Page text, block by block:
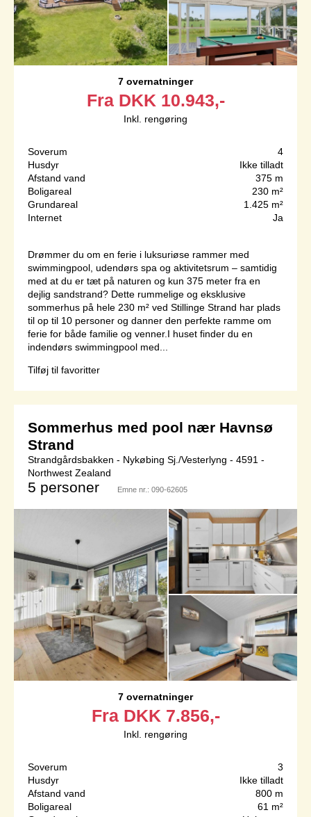
7 overnatninger
Fra DKK 10.943,-
Inkl. rengøring
Soverum
4
Husdyr
Ikke tilladt
Afstand vand
375 m
Boligareal
230 m²
Grundareal
1.425 m²
Internet
Ja
Drømmer du om en ferie i luksuriøse rammer med
swimmingpool, udendørs spa og aktivitetsrum – samtidig
med at du er tæt på naturen og kun 375 meter fra en
dejlig sandstrand? Dette rummelige og eksklusive
sommerhus på hele 230 m² ved Stillinge Strand har plads
til op til 10 personer og danner den perfekte ramme om
ferie for både familie og venner.I huset finder du en
indendørs swimmingpool med...
Tilføj til favoritter
Sommerhus med pool nær Havnsø
Strand
Strandgårdsbakken - Nykøbing Sj./Vesterlyng - 4591 -
Northwest Zealand
5 personer Emne nr.: 090-62605
7 overnatninger
Fra DKK 7.856,-
Inkl. rengøring
Soverum
3
Husdyr
Ikke tilladt
Afstand vand
800 m
Boligareal
61 m²